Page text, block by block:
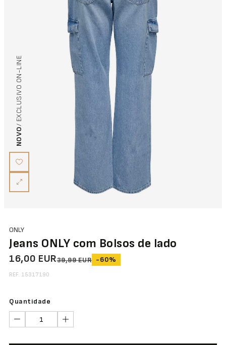
NOVO
/ EXCLUSIVO ON-LINE
ONLY
Jeans ONLY com Bolsos de lado
16,00 EUR39,99 EUR -60%
REF. 15317190
Quantidade